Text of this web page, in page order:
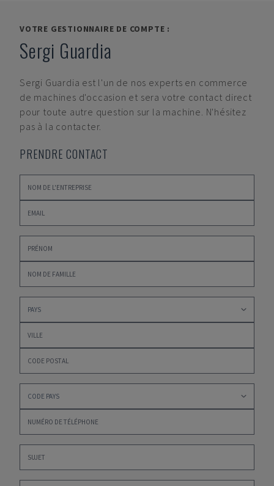
VOTRE GESTIONNAIRE DE COMPTE :
Sergi Guardia
Sergi Guardia est l'un de nos experts en commerce
de machines d'occasion et sera votre contact direct
pour toute autre question sur la machine. N'hésitez
pas à la contacter.
PRENDRE CONTACT